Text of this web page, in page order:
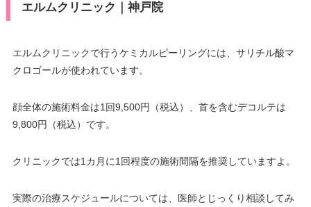
エルムクリニック｜神戸院
エルムクリニックで行うケミカルピーリングには、サリチル酸マ
クロゴールが使われています。
顔全体の施術料金は1回9,500円（税込）、首を含むデコルテは
9,800円（税込）です。
クリニックでは1カ月に1回程度の施術間隔を推奨していますよ。
実際の治療スケジュールについては、医師とじっくり相談してみ